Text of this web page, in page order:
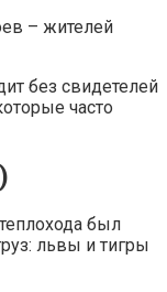
– жителей
без свидетелей
часто
был
львы и тигры